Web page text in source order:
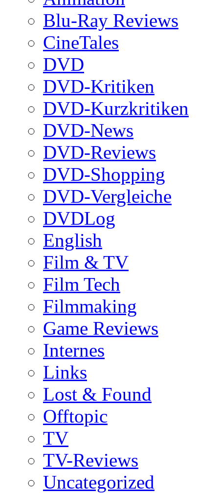
Blu-Ray Reviews
CineTales
DVD
DVD-Kritiken
DVD-Kurzkritiken
DVD-News
DVD-Reviews
DVD-Shopping
DVD-Vergleiche
DVDLog
English
Film & TV
Film Tech
Filmmaking
Game Reviews
Internes
Links
Lost & Found
Offtopic
TV
TV-Reviews
Uncategorized